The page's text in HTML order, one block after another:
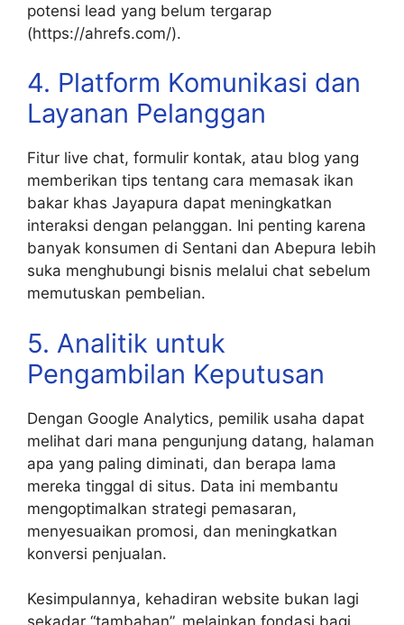
potensi lead yang belum tergarap
(https://ahrefs.com/).
4. Platform Komunikasi dan
Layanan Pelanggan
Fitur live chat, formulir kontak, atau blog yang
memberikan tips tentang cara memasak ikan
bakar khas Jayapura dapat meningkatkan
interaksi dengan pelanggan. Ini penting karena
banyak konsumen di Sentani dan Abepura lebih
suka menghubungi bisnis melalui chat sebelum
memutuskan pembelian.
5. Analitik untuk
Pengambilan Keputusan
Dengan Google Analytics, pemilik usaha dapat
melihat dari mana pengunjung datang, halaman
apa yang paling diminati, dan berapa lama
mereka tinggal di situs. Data ini membantu
mengoptimalkan strategi pemasaran,
menyesuaikan promosi, dan meningkatkan
konversi penjualan.
Kesimpulannya, kehadiran website bukan lagi